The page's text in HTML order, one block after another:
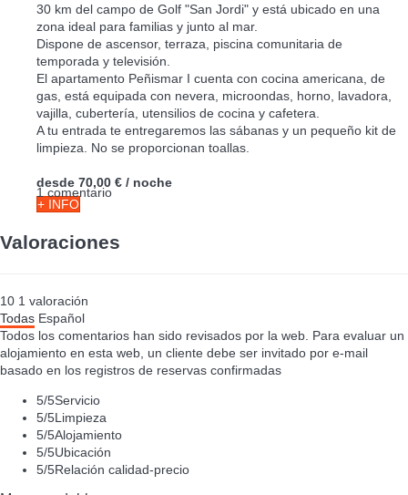
30 km del campo de Golf "San Jordi" y está ubicado en una
zona ideal para familias y junto al mar.
Dispone de ascensor, terraza, piscina comunitaria de
temporada y televisión.
El apartamento Peñismar I cuenta con cocina americana, de
gas, está equipada con nevera, microondas, horno, lavadora,
vajilla, cubertería, utensilios de cocina y cafetera.
A tu entrada te entregaremos las sábanas y un pequeño kit de
limpieza. No se proporcionan toallas.
1 comentario
desde 70,00 € / noche
+ INFO
Valoraciones
10 1 valoración
Todas Español
Todos los comentarios han sido revisados por la web. Para evaluar un
alojamiento en esta web, un cliente debe ser invitado por e-mail
basado en los registros de reservas confirmadas
5/5Servicio
5/5Limpieza
5/5Alojamiento
5/5Ubicación
5/5Relación calidad-precio